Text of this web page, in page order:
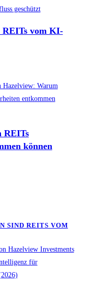
REITs vom KI-
REITs
können
SIND REITS VOM